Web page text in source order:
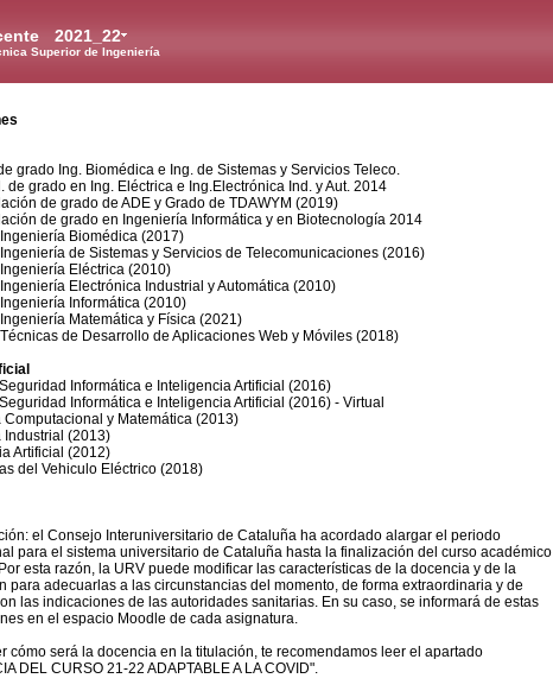
2021_22
Superior de Ingeniería
grado Ing. Biomédica e Ing. de Sistemas y Servicios Teleco.
de grado en Ing. Eléctrica e Ing.Electrónica Ind. y Aut. 2014
de grado de ADE y Grado de TDAWYM (2019)
de grado en Ingeniería Informática y en Biotecnología 2014
Biomédica (2017)
de Sistemas y Servicios de Telecomunicaciones (2016)
Eléctrica (2010)
Electrónica Industrial y Automática (2010)
Informática (2010)
Matemática y Física (2021)
de Desarrollo de Aplicaciones Web y Móviles (2018)
Informática e Inteligencia Artificial (2016)
Informática e Inteligencia Artificial (2016) - Virtual
Computacional y Matemática (2013)
Industrial (2013)
Artificial (2012)
del Vehiculo Eléctrico (2018)
el Consejo Interuniversitario de Cataluña ha acordado alargar el periodo
para el sistema universitario de Cataluña hasta la finalización del curso académico
esta razón, la URV puede modificar las características de la docencia y de la
para adecuarlas a las circunstancias del momento, de forma extraordinaria y de
las indicaciones de las autoridades sanitarias. En su caso, se informará de estas
en el espacio Moodle de cada asignatura.
cómo será la docencia en la titulación, te recomendamos leer el apartado
DEL CURSO 21-22 ADAPTABLE A LA COVID".